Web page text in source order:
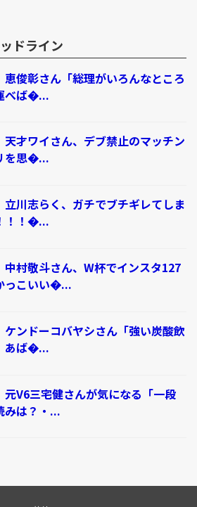
ドライン
恵俊彰さん「総理がいろんなところ
べば�...
天才ワイさん、デブ禁止のマッチン
を思�...
立川志らく、ガチでブチギレてしま
！！�...
中村敬斗さん、W杯でインスタ127
っこいい�...
ケンドーコバヤシさん「強い炭酸飲
あば�...
元V6三宅健さんが気になる「一段
みは？・...